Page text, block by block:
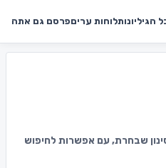
הגיליונותלוחות עריםפרסם גם אתה
שבחרת, עם אפשרות לחיפוש